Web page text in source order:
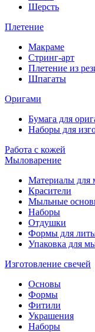
Шерсть
Плетение
Макраме
Стринг-арт
Плетение из
Шпагаты
Оригами
Бумага для
Наборы для
Работа с кожей
Мыловарение
Материалы для
Красители
Мыльные
Наборы
Отдушки
Формы для
Упаковка для
Изготовление свечей
Основы
Формы
Фитили
Украшения
Наборы